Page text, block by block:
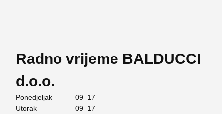
Radno vrijeme BALDUCCI
d.o.o.
Ponedjeljak
09–17
Utorak
09–17